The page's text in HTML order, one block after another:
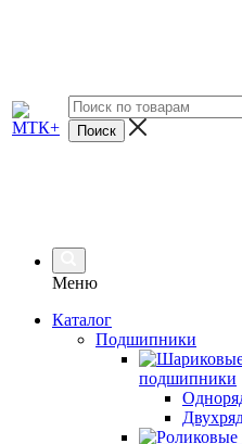
Меню
Каталог
Подшипники
подшипники